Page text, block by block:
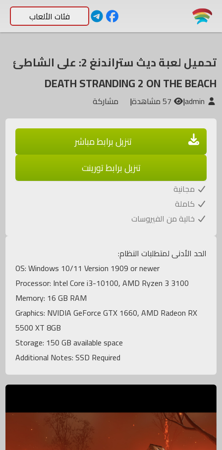
فئات الألعاب
تحميل لعبة ديث ستراندنغ 2: على الشاطئ
DEATH STRANDING 2 ON THE BEACH
|
| مشاركة
تنزيل برابط مباشر
تنزيل برابط تورينت
مجانية
كاملة
خالية من الفيروسات
الحد الأدنى لمتطلبات النظام:
OS: Windows 10/11 Version 1909 or newer
Processor: Intel Core i3-10100, AMD Ryzen 3 3100
Memory: 16 GB RAM
Graphics: NVIDIA GeForce GTX 1660, AMD Radeon RX
5500 XT 8GB
Storage: 150 GB available space
Additional Notes: SSD Required